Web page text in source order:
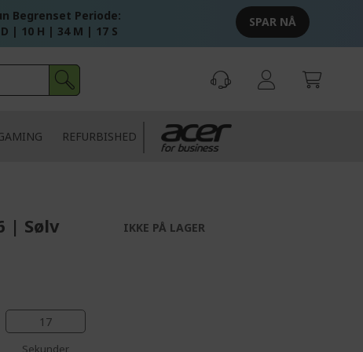
Begrenset Periode:
| 10 H | 34 M | 16 S
SPAR NÅ
REFURBISHED
| Sølv
17
Sekunder
IKKE PÅ LAGER